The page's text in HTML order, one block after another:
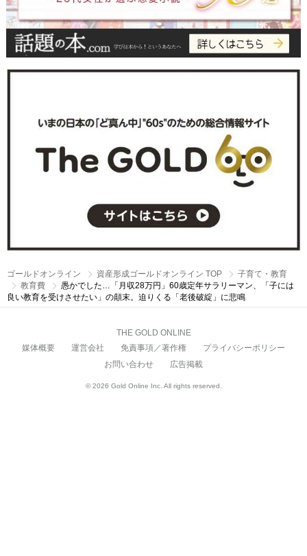
ゴールドオンライン 資産形成ゴールドオンライン TOP
子育て・教育
教育費
愚かでした…「月収28万円」60歳定年サラリーマン、「子には
良い教育を受けさせたい」の顛末。迫りくる「老後破綻」に悲鳴
THE GOLD ONLINE
媒体概要
運営会社 免責事項／著作権
プライバシーポリシー
お問い合わせ
広告掲載
© 2026 Gold Online Inc. All rights reserved.